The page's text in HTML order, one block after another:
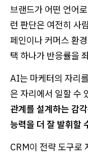
브랜드가 어떤 언어
런 판단은 여전히 사
페인이나 커머스 환
택 하나가 반응률을
AI는 마케터의 자리
은 자리에서 일할 수
관계를 설계하는 감
능력을 더 잘 발휘할
CRM이 전략 도구로